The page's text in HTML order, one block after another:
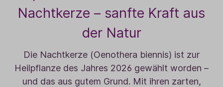
Nachtkerze – sanfte Kraft aus
der Natur
Die Nachtkerze (Oenothera biennis) ist zur
Heilpflanze des Jahres 2026 gewählt worden –
und das aus gutem Grund. Mit ihren zarten,